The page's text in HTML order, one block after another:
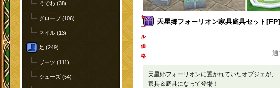
うでわ (38)
グローブ (106)
ネイル (13)
足 (249)
ブーツ (111)
シューズ (54)
天星郷フォーリオン家具庭具セット[FP]
セ
ー
ル
価
格
天星郷フォーリオンに置かれていたオブジェが、
家具＆庭具になって登場！